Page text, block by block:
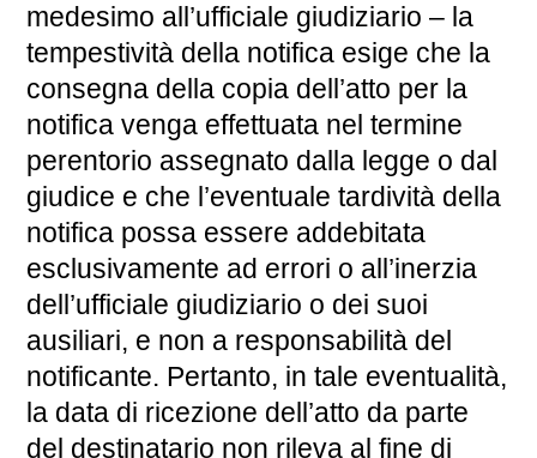
medesimo all’ufficiale giudiziario – la
tempestività della notifica esige che la
consegna della copia dell’atto per la
notifica venga effettuata nel termine
perentorio assegnato dalla legge o dal
giudice e che l’eventuale tardività della
notifica possa essere addebitata
esclusivamente ad errori o all’inerzia
dell’ufficiale giudiziario o dei suoi
ausiliari, e non a responsabilità del
notificante. Pertanto, in tale eventualità,
la data di ricezione dell’atto da parte
del destinatario non rileva al fine di